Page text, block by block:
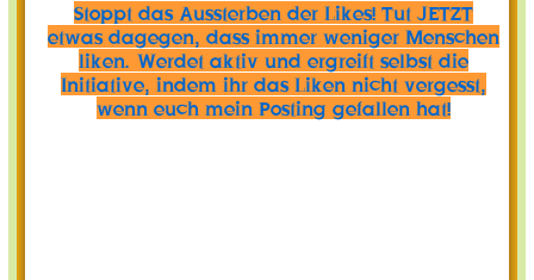
Stoppt das Aussterben der Likes! Tut JETZT
etwas dagegen, dass immer weniger Menschen
liken. Werdet aktiv und ergreift selbst die
Initiative, indem ihr das Liken nicht vergesst,
wenn euch mein Posting gefallen hat!